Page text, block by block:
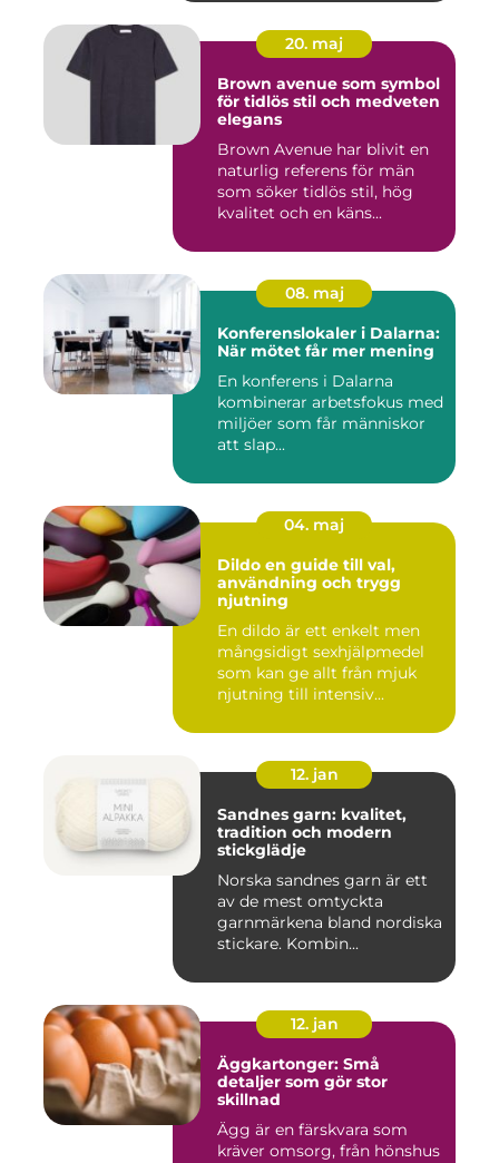
20. maj
Brown avenue som symbol
för tidlös stil och medveten
elegans
Brown Avenue har blivit en
naturlig referens för män
som söker tidlös stil, hög
kvalitet och en käns...
08. maj
Konferenslokaler i Dalarna:
När mötet får mer mening
En konferens i Dalarna
kombinerar arbetsfokus med
miljöer som får människor
att slap...
04. maj
Dildo en guide till val,
användning och trygg
njutning
En dildo är ett enkelt men
mångsidigt sexhjälpmedel
som kan ge allt från mjuk
njutning till intensiv...
12. jan
Sandnes garn: kvalitet,
tradition och modern
stickglädje
Norska sandnes garn är ett
av de mest omtyckta
garnmärkena bland nordiska
stickare. Kombin...
12. jan
Äggkartonger: Små
detaljer som gör stor
skillnad
Ägg är en färskvara som
kräver omsorg, från hönshus